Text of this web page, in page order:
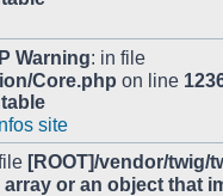
Warning: in file
Core.php on line
site
[ROOT]/vendor/twig/
or an object that